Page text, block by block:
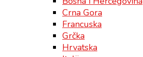
Crna Gora
Francuska
Grčka
Hrvatska